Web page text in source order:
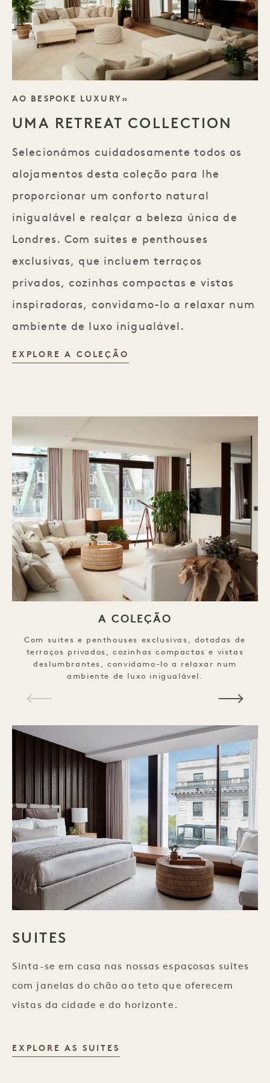
SLOGAN «BEM-VINDO
AO BESPOKE LUXURY»
UMA RETREAT COLLECTION
Selecionámos cuidadosamente todos os
alojamentos desta coleção para lhe
proporcionar um conforto natural
inigualável e realçar a beleza única de
Londres. Com suites e penthouses
exclusivas, que incluem terraços
privados, cozinhas compactas e vistas
inspiradoras, convidamo-lo a relaxar num
ambiente de luxo inigualável.
EXPLORE A COLEÇÃO
A COLEÇÃO
Com suites e penthouses exclusivas, dotadas de
terraços privados, cozinhas compactas e vistas
deslumbrantes, convidamo-lo a relaxar num
ambiente de luxo inigualável.
SUITES
Sinta-se em casa nas nossas espaçosas suites
com janelas do chão ao teto que oferecem
vistas da cidade e do horizonte.
EXPLORE AS SUITES